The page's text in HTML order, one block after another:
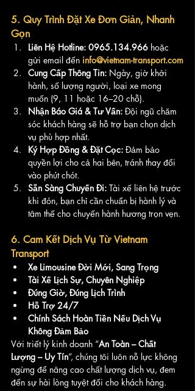
5. Quy Trình Đặt Xe Đơn Giản, Nhanh
Gọn
Liên Hệ Hotline: 0965.134.966 hoặc
gửi email đến info@vietnam-transport.com
Cung Cấp Thông Tin: Ngày, giờ khởi
hành, số lượng người, loại xe mong
muốn (9, 11 hoặc 16–20 chỗ).
Nhận Báo Giá & Tư Vấn: Đội ngũ chăm
sóc khách hàng sẽ hỗ trợ bạn chọn dịch
vụ phù hợp nhất.
Ký Hợp Đồng & Đặt Cọc: Đảm bảo
quyền lợi cho cả hai bên, tránh thay đổi
vào phút chót.
Sẵn Sàng Chuyến Đi: Tài xế liên hệ trước
khi đón, bạn chỉ cần chuẩn bị hành lý và
tâm thế cho chuyến hành hương trọn vẹn.
6. Cam Kết Dịch Vụ Từ Vietnam
Transport
Xe Limousine Đời Mới, Sang Trọng
Tài Xế Lịch Sự, Chuyên Nghiệp
Đúng Giờ, Đúng Lịch Trình
Hỗ Trợ 24/7
Chính Sách Hoàn Tiền Nếu Dịch Vụ
Không Đảm Bảo
Với triết lý kinh doanh “An Toàn – Chất
Lượng – Uy Tín”, chúng tôi luôn nỗ lực không
ngừng để nâng cao chất lượng dịch vụ, đem
đến sự hài lòng tuyệt đối cho khách hàng.